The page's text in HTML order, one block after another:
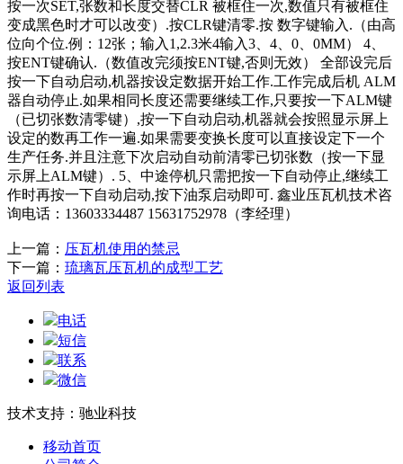
按一次SET,张数和长度交替CLR 被框住一次,数值只有被框住
变成黑色时才可以改变）.按CLR键清零.按 数字键输入.（由高
位向个位.例：12张；输入1,2.3米4输入3、4、0、0MM） 4、
按ENT键确认.（数值改完须按ENT键,否则无效） 全部设完后
按一下自动启动,机器按设定数据开始工作.工作完成后机 ALM
器自动停止.如果相同长度还需要继续工作,只要按一下ALM键
（已切张数清零键）,按一下自动启动,机器就会按照显示屏上
设定的数再工作一遍.如果需要变换长度可以直接设定下一个
生产任务.并且注意下次启动自动前清零已切张数（按一下显
示屏上ALM键）. 5、中途停机只需把按一下自动停止,继续工
作时再按一下自动启动,按下油泵启动即可. 鑫业压瓦机技术咨
询电话：13603334487 15631752978（李经理）
上一篇： 压瓦机使用的禁忌
下一篇： 琉璃瓦压瓦机的成型工艺
返回列表
电话
短信
联系
微信
技术支持：驰业科技
移动首页